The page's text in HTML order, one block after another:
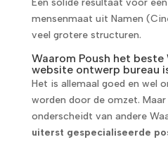
Een solide resultaat voor
mensenmaat uit Namen
veel grotere structuren.
Waarom Poush het beste
website ontwerp bureau
Het is allemaal goed en wel
worden door de omzet.
onderscheidt van andere
uiterst gespecialiseerde